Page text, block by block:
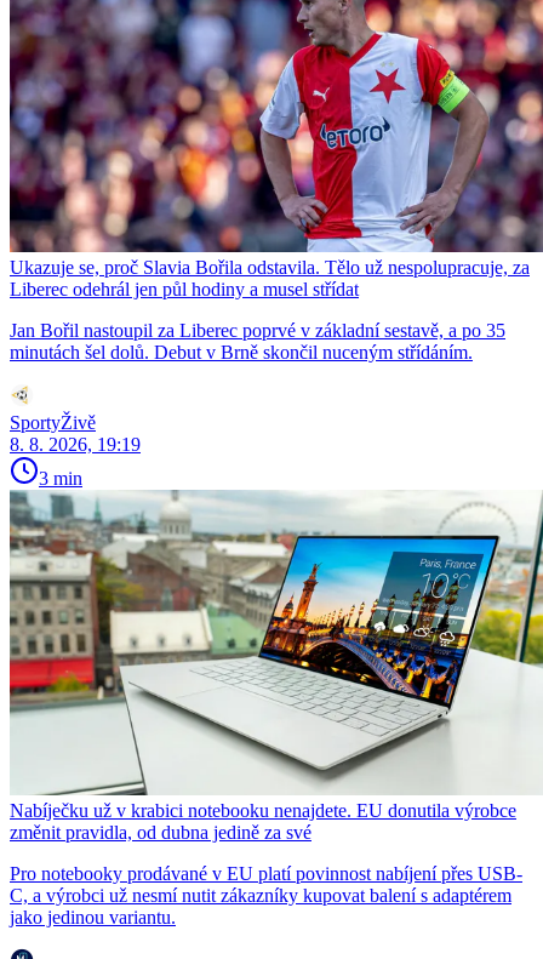
Ukazuje se, proč Slavia Bořila odstavila. Tělo už nespolupracuje, za
Liberec odehrál jen půl hodiny a musel střídat
Jan Bořil nastoupil za Liberec poprvé v základní sestavě, a po 35
minutách šel dolů. Debut v Brně skončil nuceným střídáním.
SportyŽivě
8. 8. 2026, 19:19
3 min
Nabíječku už v krabici notebooku nenajdete. EU donutila výrobce
změnit pravidla, od dubna jedině za své
Pro notebooky prodávané v EU platí povinnost nabíjení přes USB-
C, a výrobci už nesmí nutit zákazníky kupovat balení s adaptérem
jako jedinou variantu.